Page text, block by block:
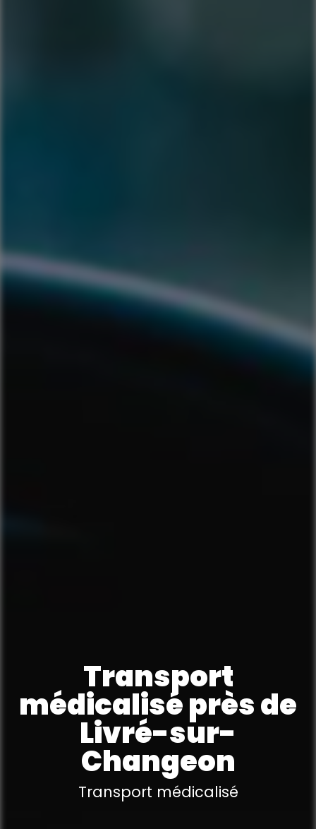
Transport
médicalisé près de
Livré-sur-
Changeon
Transport médicalisé